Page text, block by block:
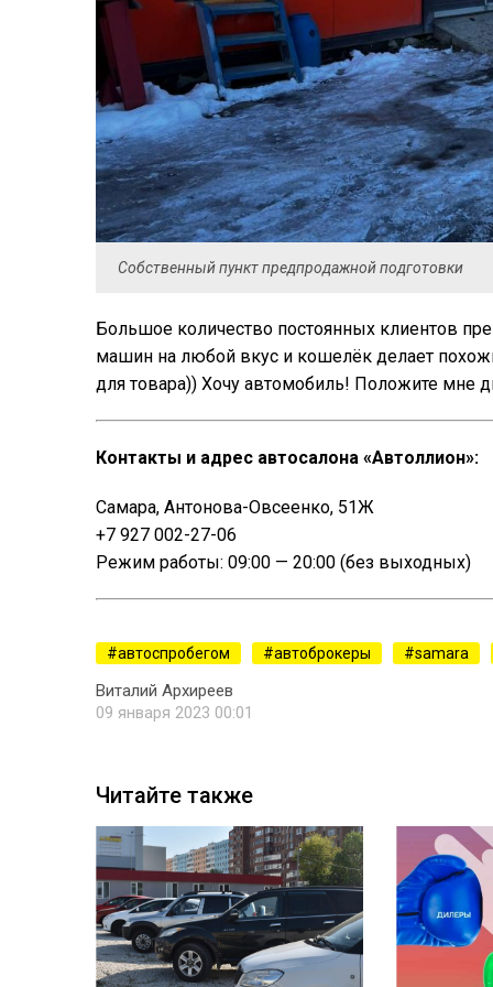
Собственный пункт предпродажной подготовки
Большое количество постоянных клиентов
машин на любой вкус и кошелёк делает
для товара)) Хочу автомобиль! Положите мне
Контакты и адрес автосалона «Автоллион»:
Самара, Антонова-Овсеенко, 51Ж
+7 927 002-27-06
Режим работы: 09:00 — 20:00 (без выходных)
автоспробегом автоброкеры samara
Виталий Архиреев
09 января 2023 00:01
Читайте также